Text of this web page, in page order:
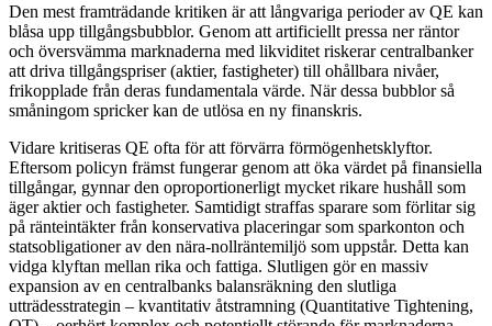
Den mest framträdande kritiken är att långvariga perioder av QE kan
blåsa upp tillgångsbubblor. Genom att artificiellt pressa ner räntor
och översvämma marknaderna med likviditet riskerar centralbanker
att driva tillgångspriser (aktier, fastigheter) till ohållbara nivåer,
frikopplade från deras fundamentala värde. När dessa bubblor så
småningom spricker kan de utlösa en ny finanskris.
Vidare kritiseras QE ofta för att förvärra förmögenhetsklyftor.
Eftersom policyn främst fungerar genom att öka värdet på finansiella
tillgångar, gynnar den oproportionerligt mycket rikare hushåll som
äger aktier och fastigheter. Samtidigt straffas sparare som förlitar sig
på ränteintäkter från konservativa placeringar som sparkonton och
statsobligationer av den nära-nollräntemiljö som uppstår. Detta kan
vidga klyftan mellan rika och fattiga. Slutligen gör en massiv
expansion av en centralbanks balansräkning den slutliga
utträdesstrategin – kvantitativ åtstramning (Quantitative Tightening,